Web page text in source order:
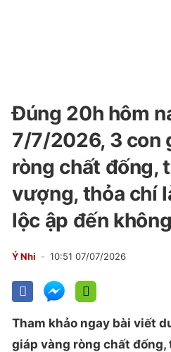
Đúng 20h hôm
7/7/2026, 3 con
ròng chất đống,
vượng, thỏa chí
lộc ập đến
Ý Nhi 10:51 07/07/2026
Tham khảo ngay bài viết
giáp vàng ròng chất